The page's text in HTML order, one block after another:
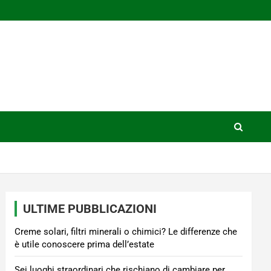
ULTIME PUBBLICAZIONI
Creme solari, filtri minerali o chimici? Le differenze che
è utile conoscere prima dell’estate